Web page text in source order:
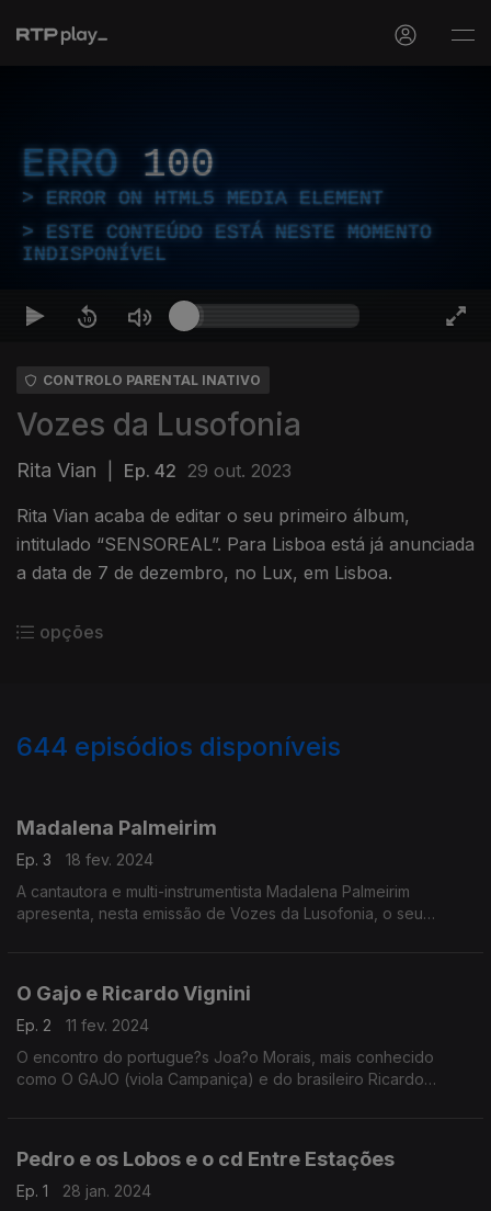
ERRO 100
ERROR ON HTML5 MEDIA ELEMENT
ESTE CONTEÚDO ESTÁ NESTE MOMENTO
INDISPONÍVEL
CONTROLO PARENTAL INATIVO
Vozes da Lusofonia
Rita Vian Ep. 42 29 out. 2023
Rita Vian acaba de editar o seu primeiro álbum,
intitulado “SENSOREAL”. Para Lisboa está já anunciada
a data de 7 de dezembro, no Lux, em Lisboa.
opções
644 episódios disponíveis
Madalena Palmeirim
Ep. 3
18 fev. 2024
A cantautora e multi-instrumentista Madalena Palmeirim
apresenta, nesta emissão de Vozes da Lusofonia, o seu
O Gajo e Ricardo Vignini
Ep. 2
11 fev. 2024
O encontro do portugue?s Joa?o Morais, mais conhecido
como O GAJO (viola Campaniça) e do brasileiro Ricardo
Pedro e os Lobos e o cd Entre Estações
Ep. 1
28 jan. 2024